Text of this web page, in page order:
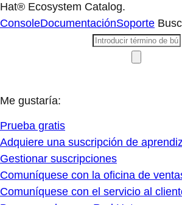
Hat® Ecosystem Catalog.
ConsoleDocumentaciónSoporte
Me gustaría:
Prueba gratis
Adquiere una suscripción de
Gestionar suscripciones
Comuníquese con la oficina de
Comuníquese con el servicio al